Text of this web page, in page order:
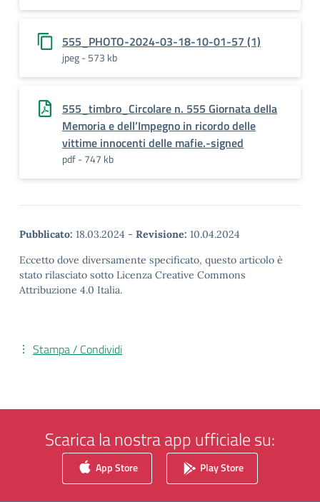
555_PHOTO-2024-03-18-10-01-57 (1)
jpeg - 573 kb
555_timbro_Circolare n. 555 Giornata della
Memoria e dell’Impegno in ricordo delle
vittime innocenti delle mafie.-signed
pdf - 747 kb
Pubblicato: 18.03.2024 - Revisione: 10.04.2024
Eccetto dove diversamente specificato, questo articolo è
stato rilasciato sotto Licenza Creative Commons
Attribuzione 4.0 Italia.
Stampa / Condividi
Scarica la nostra app ufficiale su:
App Store Play Store